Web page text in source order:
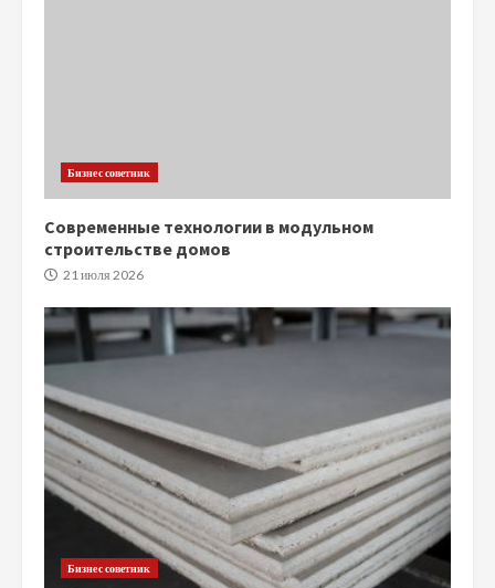
Бизнес советник
Современные технологии в модульном
строительстве домов
21 июля 2026
Бизнес советник